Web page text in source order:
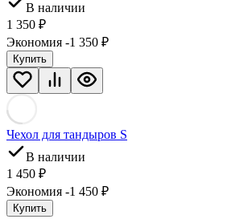
В наличии
1 350 ₽
Экономия -1 350 ₽
Купить
Чехол для тандыров S
В наличии
1 450 ₽
Экономия -1 450 ₽
Купить